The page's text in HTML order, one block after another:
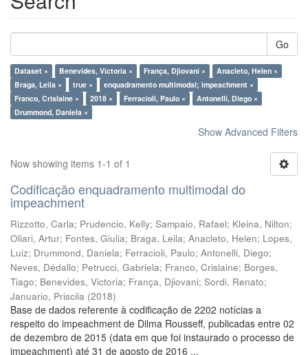
Go
Dataset × Benevides, Victoria × França, Djiovani ×
Anacleto, Helen ×
Braga, Leila ×
true ×
enquadramento multimodal; impeachment ×
Franco, Crislaine ×
2018 × Ferracioli, Paulo ×
Antonelli, Diego ×
Drummond, Daniela ×
Show Advanced Filters
Now showing items 1-1 of 1
Codificação enquadramento multimodal do
impeachment
Rizzotto, Carla; Prudencio, Kelly; Sampaio, Rafael; Kleina, Nilton;
Oliari, Artur; Fontes, Giulia; Braga, Leila; Anacleto, Helen; Lopes,
Luiz; Drummond, Daniela; Ferracioli, Paulo; Antonelli, Diego;
Neves, Dédallo; Petrucci, Gabriela; Franco, Crislaine; Borges,
Tiago; Benevides, Victoria; França, Djiovani; Sordi, Renato;
Januario, Priscila (2018)
Base de dados referente à codificação de 2202 notícias a
respeito do impeachment de Dilma Rousseff, publicadas entre 02
de dezembro de 2015 (data em que foi instaurado o processo de
impeachment) até 31 de agosto de 2016 ...